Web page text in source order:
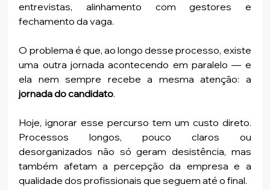
entrevistas, alinhamento com gestores e
fechamento da vaga.
O problema é que, ao longo desse processo, existe
uma outra jornada acontecendo em paralelo — e
jornada do candidato.
Hoje, ignorar esse percurso tem um custo direto.
Processos longos, pouco claros ou
desorganizados não só geram desistência, mas
também afetam a percepção da empresa e a
qualidade dos profissionais que seguem até o final.